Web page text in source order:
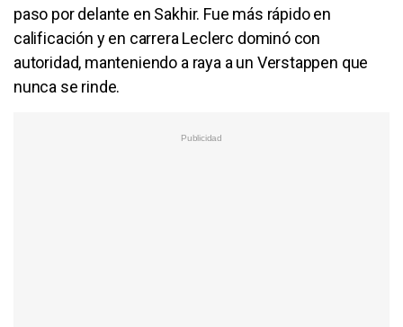
paso por delante en Sakhir. Fue más rápido en
calificación y en carrera Leclerc dominó con
autoridad, manteniendo a raya a un Verstappen que
nunca se rinde.